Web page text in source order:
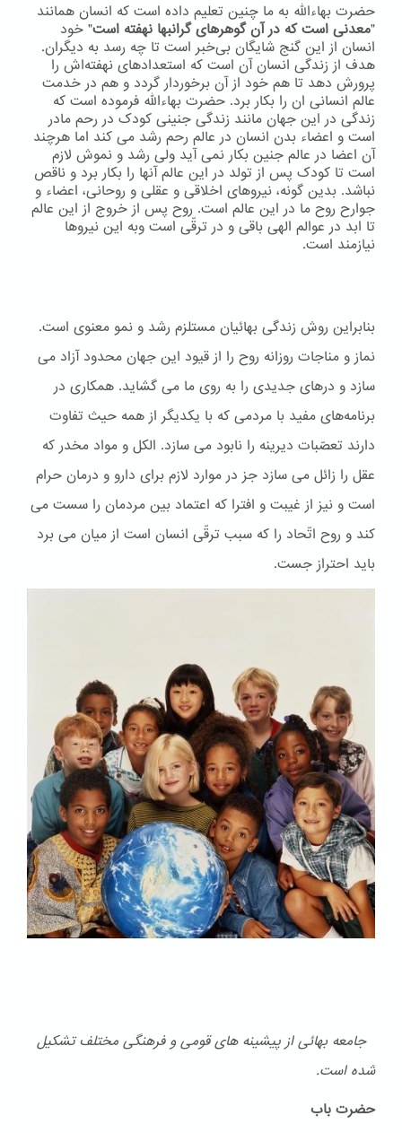
حضرت بهاءاللّه به ما چنین تعلیم داده است که انسان همانند
"معدنی است که در آن گوهرهای گرانبها نهفته است" خود
انسان از این گنج شایگان بی‌خبر است تا چه رسد به دیگران.
هدف از زندگی انسان آن است که استعدادهای نهفته‌اش را
پرورش دهد تا هم خود از آن برخوردار گردد و هم در خدمت
عالم انسانی ان را بکار برد. حضرت بهاءاللّه فرموده است که
زندگی در این جهان مانند زندگی جنینی کودک در رحم مادر
است و اعضاء بدن انسان در عالم رحم رشد می کند اما هرچند
آن اعضا در عالم جنین بکار نمی آید ولی رشد و نموش لازم
است تا کودک پس از تولد در این عالم آنها را بکار برد و ناقص
نباشد. بدین گونه، نیروهای اخلاقی و عقلی و روحانی، اعضاء و
جوارح روح ما در این عالم است. روح پس از خروج از این عالم
تا ابد در عوالم الهی باقی و در ترقّی است وبه اين نيروها
نيازمند است.
بنابراین روش زندگی بهائیان مستلزم رشد و نمو معنوی است.
نماز و مناجات روزانه روح را از قیود این جهان محدود آزاد می
سازد و درهای جدیدی را به روی ما می گشاید. همکاری در
برنامه‌های مفید با مردمی که با یکدیگر از همه حیث تفاوت
دارند تعصّبات دیرینه را نابود می سازد. الكل و مواد مخدر که
عقل را زائل می سازد جز در موارد لازم برای دارو و درمان حرام
است و نیز از غیبت و افترا که اعتماد بین مردمان را سست می
کند و روح اتّحاد را که سبب ترقّی انسان است از میان می برد
باید احتراز جست.
جامعه بهائی از پیشینه های قومی و فرهنگی مختلف تشكیل
شده است.
حضرت باب